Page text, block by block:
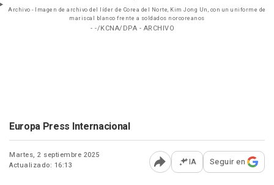
Archivo - Imagen de archivo del líder de Corea del Norte, Kim Jong Un, con un uniforme de
mariscal blanco frente a soldados norcoreanos
- -/KCNA/DPA - ARCHIVO
Europa Press Internacional
Martes, 2 septiembre 2025
Actualizado: 16:13
Abrir opciones para
IA Seguir en